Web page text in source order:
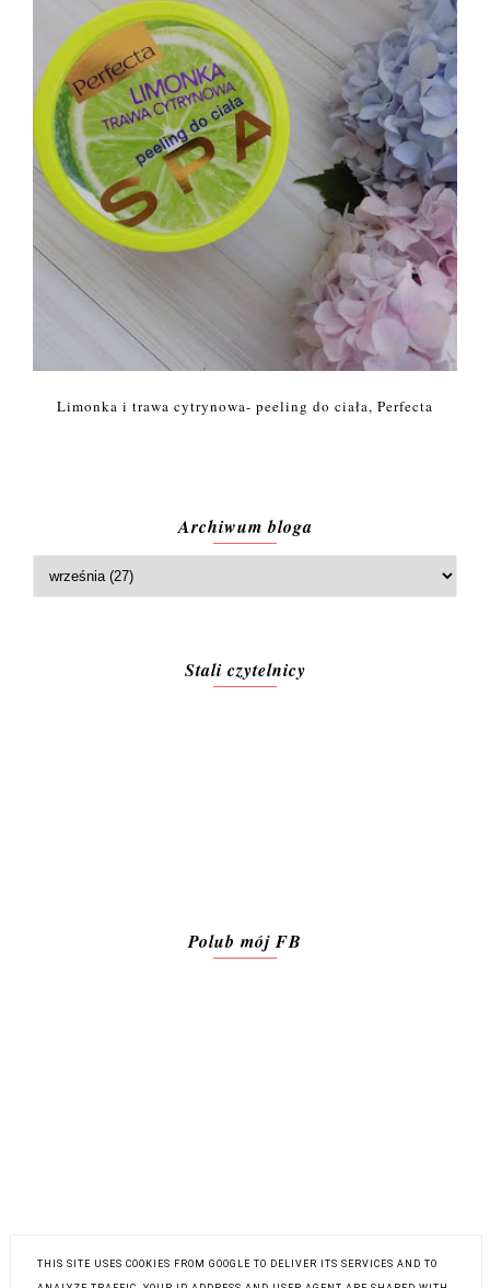
Limonka i trawa cytrynowa- peeling do ciała, Perfecta
Archiwum bloga
Stali czytelnicy
Polub mój FB
THIS SITE USES COOKIES FROM GOOGLE TO DELIVER ITS SERVICES AND TO